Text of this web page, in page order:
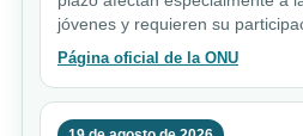
jóvenes y requieren su
Página oficial de la ONU